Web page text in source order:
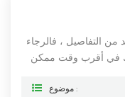
من التفاصيل ، فالرجاء
موضوع :